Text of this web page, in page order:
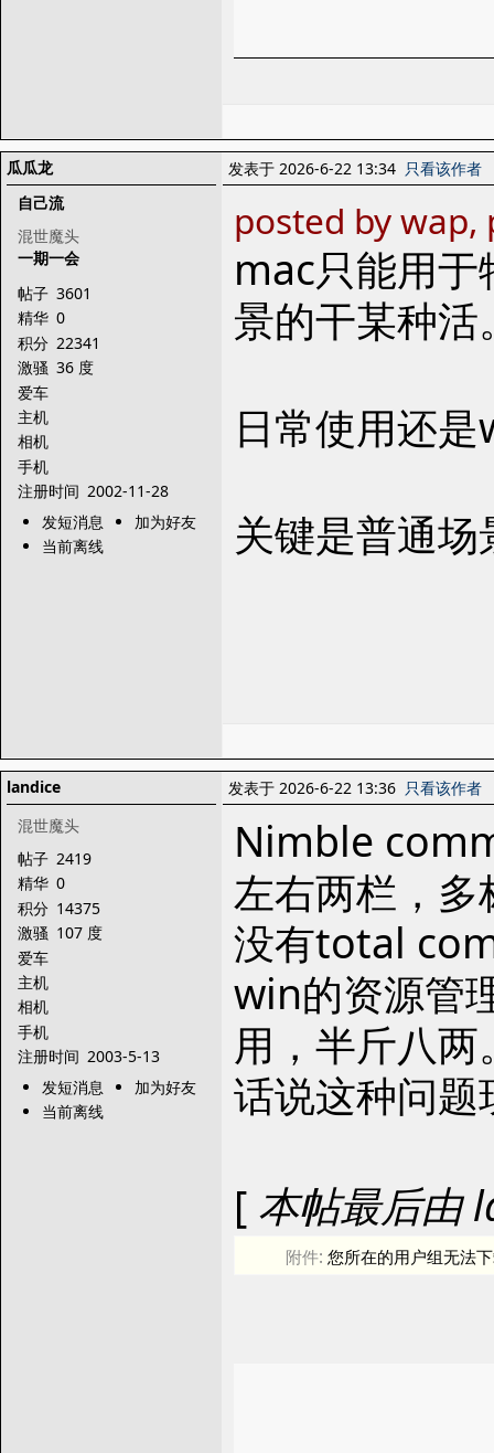
瓜瓜龙
自己流
混世魔头
一期一会
帖子 3601
精华 0
积分 22341
激骚 36 度
爱车
主机
相机
手机
注册时间 2002-11-28
发短消息
加为好友
当前离线
发表于 2026-6-22 13:34 只看该作者
posted by
mac只能用于
景的干某种活
日常使用还
关键是普通
landice
混世魔头
帖子 2419
精华 0
积分 14375
激骚 107 度
爱车
主机
相机
手机
注册时间 2003-5-13
发短消息
加为好友
当前离线
发表于 2026-6-22 13:36 只看该作者
Nimble
左右两栏，
没有total
win的资源管
用，半斤八两
话说这种问
[ 本帖最后由
附件:您所在的用户组无法